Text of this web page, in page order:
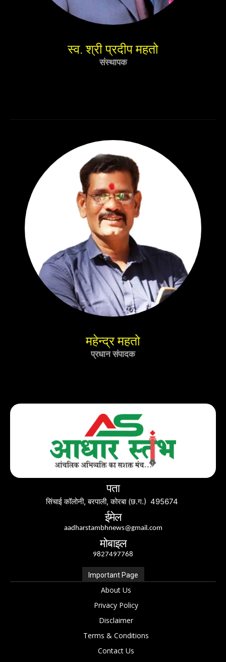
स्व. श्री प्रदीप महतो
संस्थापक
महेन्द्र महतो
प्रधान संपादक
पता
सिंचाई कॉलोनी, बरपाली, कोरबा (छ.ग.) 495674
ईमेल
aadharstambhnews@gmail.com
मोबाइल
9827497768
Important Page
About Us
Privacy Policy
Disclaimer
Terms & Conditions
Contact Us